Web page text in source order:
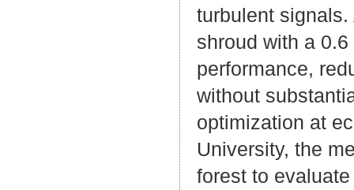
turbulent
shroud with a
performance,
without
optimization at
University, the
forest to